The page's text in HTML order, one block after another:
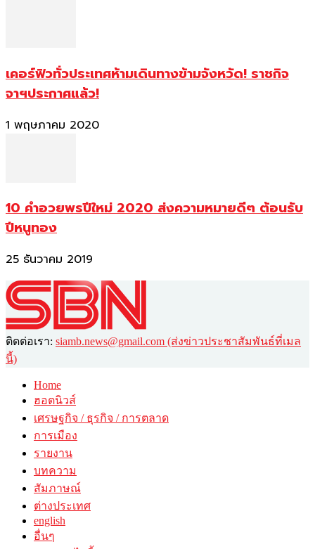
เคอร์ฟิวทั่วประเทศห้ามเดินทางข้ามจังหวัด! ราชกิจ
จาฯประกาศแล้ว!
1 พฤษภาคม 2020
10 คำอวยพรปีใหม่ 2020 ส่งความหมายดีๆ ต้อนรับ
ปีหนูทอง
25 ธันวาคม 2019
ติดต่อเรา: siamb.news@gmail.com (ส่งข่าวประชาสัมพันธ์ที่เมล
นี้)
Home
ฮอตนิวส์
เศรษฐกิจ / ธุรกิจ / การตลาด
การเมือง
รายงาน
บทความ
สัมภาษณ์
ต่างประเทศ
english
อื่นๆ